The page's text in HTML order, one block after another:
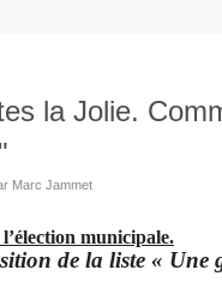
la Jolie.
Marc Jammet
municipale.
de la liste « Une